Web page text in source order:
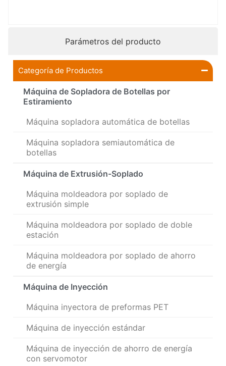
Categoría de Productos
Máquina de Sopladora de Botellas por
Estiramiento
Máquina sopladora automática de botellas
Máquina sopladora semiautomática de
botellas
Máquina de Extrusión-Soplado
Máquina moldeadora por soplado de
extrusión simple
Máquina moldeadora por soplado de doble
estación
Máquina moldeadora por soplado de ahorro
de energía
Máquina de Inyección
Máquina inyectora de preformas PET
Máquina de inyección estándar
Máquina de inyección de ahorro de energía
con servomotor
Parámetros del producto